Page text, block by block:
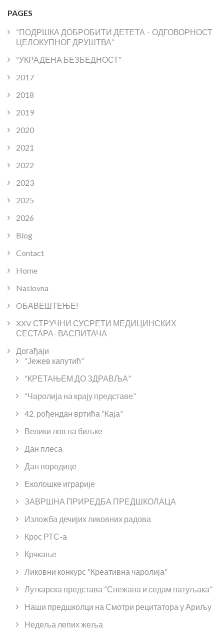
PAGES
“ПОДРШКА ДОБРОБИТИ ДЕТЕТА – ОДГОВОРНОСТ
ЦЕЛОКУПНОГ ДРУШТВА”
“УКРАДЕНА БЕЗБЕДНОСТ”
2017
2018
2019
2020
2021
2022
2023
2025
2026
Blog
Contact
Home
Naslovna
OБАВЕШТЕЊЕ!
XXV СТРУЧНИ СУСРЕТИ МЕДИЦИНСКИХ
СЕСТАРА- ВАСПИТАЧА
Догађаји
“Јежев капутић”
“КРЕТАЊЕМ ДО ЗДРАВЉА”
“Чаролија на крају представе”
42. рођендан вртића “Каја”
Велики лов на биљке
Дан плеса
Дан породице
Еколошке играрије
ЗАВРШНА ПРИРЕДБА ПРЕДШКОЛАЦА
Изложба дечијих ликовних радова
Крос РТС-а
Крчкање
Ликовни конкурс “Креативна чаролија”
Луткарска представа “Снежана и седам патуљака”
Наши предшколци на Смотри рецитатора у Ариљу
Недеља лепих жеља